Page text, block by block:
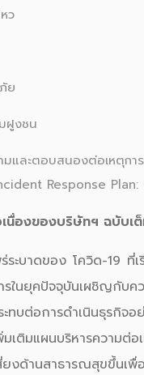
ว
ย
ฝูงชน
และตอบสนองต่อเหตุก
Response Plan:
นื่องของบริษัทฯ ฉบับเ
ระบาดของ โควิด-19 ที่
นยุคปัจจุบันเผชิญกับคว
ทบต่อการดำเนินธุรกิจอ
แผนบริหารความต่อเ
งด้านสาธารณสุขขึ้นเพื่อ